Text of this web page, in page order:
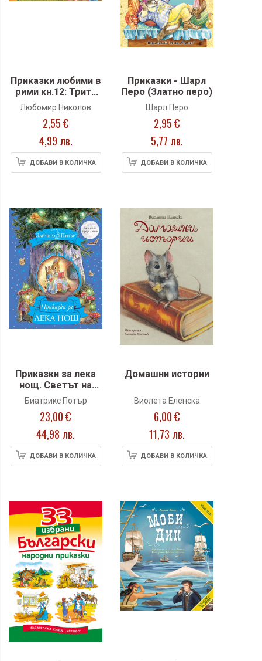
Приказки любими в
рими кн.12: Трите
прасенца
Любомир Николов
2,55 €
4,99 лв.
ДОБАВИ В КОЛИЧКА
Приказки - Шарл
Перо (Златно перо)
Шарл Перо
2,95 €
5,77 лв.
ДОБАВИ В КОЛИЧКА
Приказки за лека
нощ. Светът на
зайчето Питър
Биатрикс Потър
23,00 €
44,98 лв.
ДОБАВИ В КОЛИЧКА
Домашни истории
Виолета Еленска
6,00 €
11,73 лв.
ДОБАВИ В КОЛИЧКА